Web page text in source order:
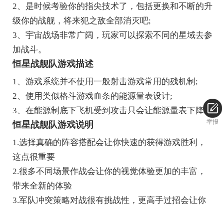
2、是时候考验你的指尖技术了，包括更换和不断的升
级你的战舰，将来犯之敌全部消灭吧;
3、宇宙战场非常广阔，玩家可以探索不同的星域去参
加战斗。
恒星战舰队游戏描述
1、游戏系统并不使用一般射击游戏常用的残机制;
2、使用类似格斗游戏血条的能源量表设计;
3、在能源制底下飞机受到攻击只会让能源量表下降。
恒星战舰队游戏说明
1.选择真确的阵容搭配会让你快速的获得游戏胜利，
这点很重要
2.很多不同场景作战会让你的视觉体验更加的丰富，
带来全新的体验
3.军队冲突策略对战很有挑战性，更高手过招会让你
举报